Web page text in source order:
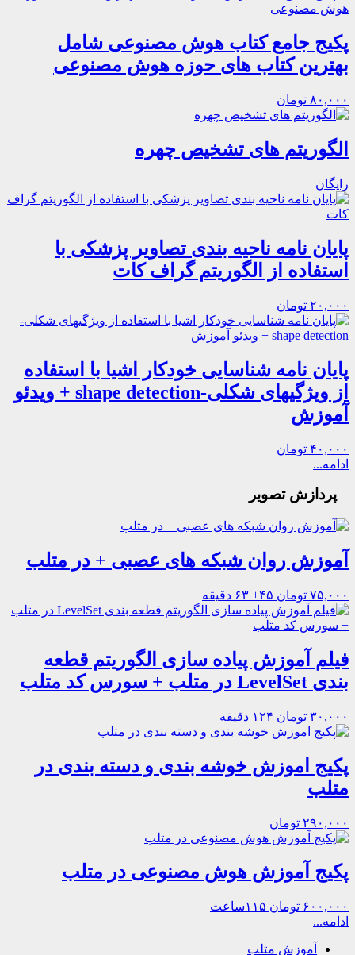
پکیج جامع کتاب هوش مصنوعی شامل
بهترین کتاب های حوزه هوش مصنوعی
۸۰,۰۰۰ تومان
الگوریتم های تشخیص چهره
رایگان
پایان نامه ناحیه بندی تصاویر پزشکی با
استفاده از الگوریتم گراف کات
۲۰,۰۰۰ تومان
پایان نامه شناسایی خودکار اشیا با استفاده
از ویژگیهای شکلی-shape detection + ویدئو
آموزش
۴۰,۰۰۰ تومان
ادامه...
پردازش تصویر
آموزش روان شبکه های عصبی + در متلب
۷۵,۰۰۰ تومان ۴۵+ ۶۳ دقیقه
فیلم آموزش پیاده سازی الگوریتم قطعه
بندی LevelSet در متلب + سورس کد متلب
۳۰,۰۰۰ تومان ۱۲۴ دقیقه
پکیج اموزش خوشه بندی و دسته بندی در
متلب
۲۹۰,۰۰۰ تومان
پکیج آموزش هوش مصنوعی در متلب
۶۰۰,۰۰۰ تومان
۱۱۵ساعت
ادامه...
آموزش متلب